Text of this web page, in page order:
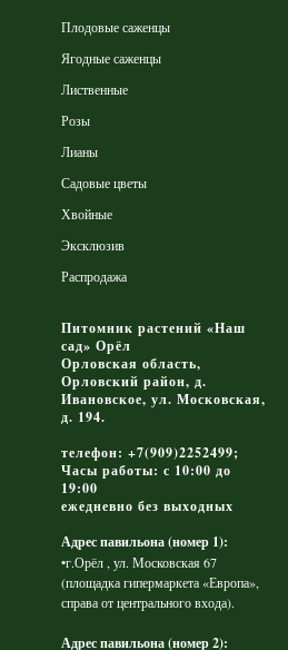
Плодовые саженцы
Ягодные саженцы
Лиственные
Розы
Лианы
Садовые цветы
Хвойные
Эксклюзив
Распродажа
Питомник растений «Наш
сад» Орёл
Орловская область,
Орловский район, д.
Ивановское, ул. Московская,
д. 194.
телефон: +7(909)2252499;
Часы работы: с 10:00 до
19:00
ежедневно без выходных
Адрес павильона (номер 1):
•г.Орёл , ул. Московская 67
(площадка гипермаркета «Европа»,
справа от центрального входа).
Адрес павильона (номер 2):